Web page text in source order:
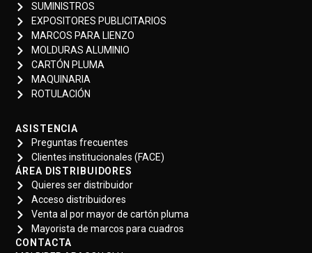
SUMINISTROS
EXPOSITORES PUBLICITARIOS
MARCOS PARA LIENZO
MOLDURAS ALUMINIO
CARTÓN PLUMA
MAQUINARIA
ROTULACIÓN
ASISTENCIA
Preguntas frecuentes
Clientes institucionales (FACE)
ÁREA DISTRIBUIDORES
Quieres ser distribuidor
Acceso distribuidores
Venta al por mayor de cartón pluma
Mayorista de marcos para cuadros
CONTACTA